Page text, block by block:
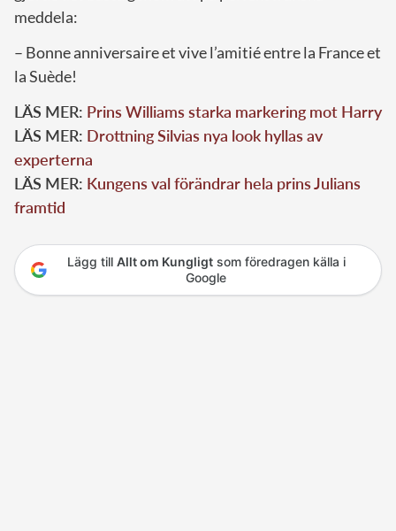
meddela:
– Bonne anniversaire et vive l’amitié entre la France et
la Suède!
LÄS MER: Prins Williams starka markering mot Harry
LÄS MER: Drottning Silvias nya look hyllas av
experterna
LÄS MER: Kungens val förändrar hela prins Julians
framtid
Lägg till Allt om Kungligtsom föredragen källa i
Google